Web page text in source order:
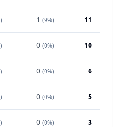
) 1 (9%) 11
) 0 (0%) 10
) 0 (0%) 6
) 0 (0%) 5
) 0 (0%) 3